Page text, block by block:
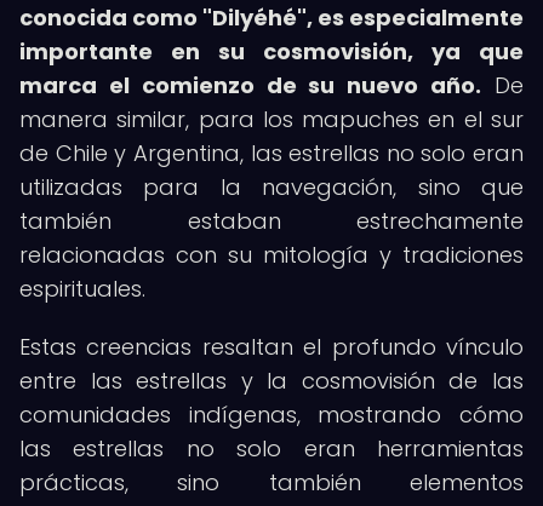
conocida como "Dilyéhé", es especialmente
importante en su cosmovisión, ya que
marca el comienzo de su nuevo año. De
manera similar, para los mapuches en el sur
de Chile y Argentina, las estrellas no solo eran
utilizadas para la navegación, sino que
también estaban estrechamente
relacionadas con su mitología y tradiciones
espirituales.
Estas creencias resaltan el profundo vínculo
entre las estrellas y la cosmovisión de las
comunidades indígenas, mostrando cómo
las estrellas no solo eran herramientas
prácticas, sino también elementos